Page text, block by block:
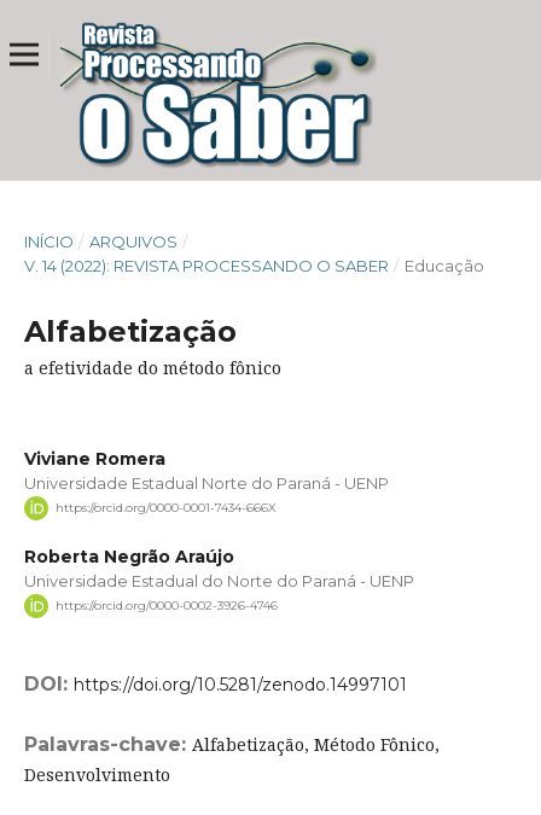
INÍCIO / ARQUIVOS /
V. 14 (2022): REVISTA PROCESSANDO O SABER / Educação
Alfabetização
a efetividade do método fônico
Viviane Romera
Universidade Estadual Norte do Paraná - UENP
https://orcid.org/0000-0001-7434-666X
Roberta Negrão Araújo
Universidade Estadual do Norte do Paraná - UENP
https://orcid.org/0000-0002-3926-4746
DOI: https://doi.org/10.5281/zenodo.14997101
Palavras-chave: Alfabetização, Método Fônico,
Desenvolvimento